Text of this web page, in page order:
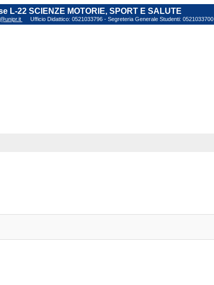
L-22 SCIENZE MOTORIE, SPORT E SALUTE
Ufficio Didattico: 0521033796 - Segreteria Generale Studenti: 0521033700